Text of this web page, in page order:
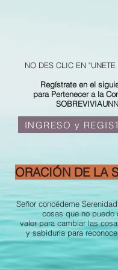
INGRESO y
NO DES CLIC EN
Regístrate en el
para Pertenecer a la
ORACIÓN DE LA
Señor concédeme
cosas que no
valor para cambiar las
y sabiduria para